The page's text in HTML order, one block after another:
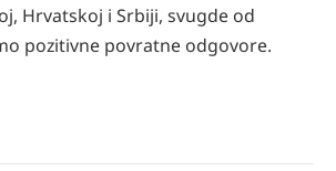
Hrvatskoj i Srbiji, svugde od
pozitivne povratne odgovore.